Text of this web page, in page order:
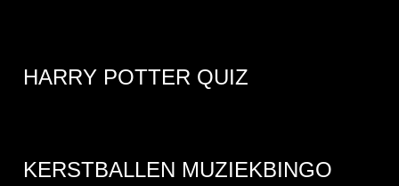
HARRY POTTER QUIZ
KERSTBALLEN MUZIEKBINGO